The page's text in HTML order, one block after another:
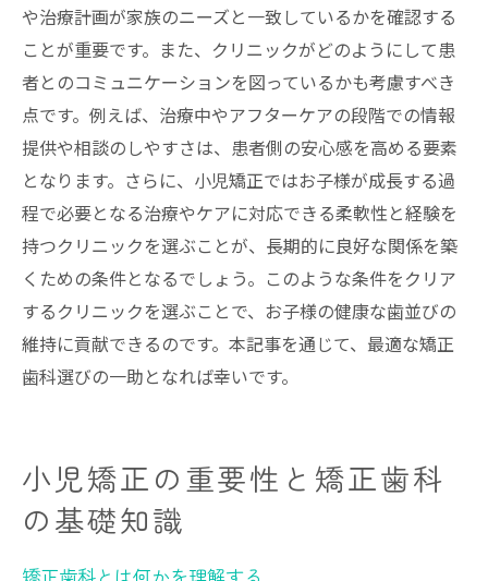
や治療計画が家族のニーズと一致しているかを確認する
ことが重要です。また、クリニックがどのようにして患
者とのコミュニケーションを図っているかも考慮すべき
点です。例えば、治療中やアフターケアの段階での情報
提供や相談のしやすさは、患者側の安心感を高める要素
となります。さらに、小児矯正ではお子様が成長する過
程で必要となる治療やケアに対応できる柔軟性と経験を
持つクリニックを選ぶことが、長期的に良好な関係を築
くための条件となるでしょう。このような条件をクリア
するクリニックを選ぶことで、お子様の健康な歯並びの
維持に貢献できるのです。本記事を通じて、最適な矯正
歯科選びの一助となれば幸いです。
小児矯正の重要性と矯正歯科
の基礎知識